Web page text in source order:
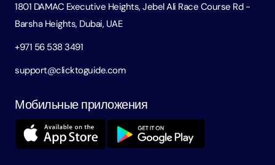
1801 DAMAC Executive Heights, Jebel Ali Race Course Rd -
Barsha Heights, Dubai, UAE
+971 56 538 3491
support@clicktoguide.com
Мобильные приложения